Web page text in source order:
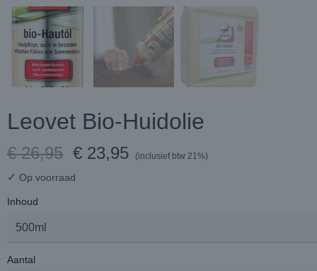
Leovet Bio-Huidolie
€ 26,95 € 23,95 (inclusief btw 21%)
✓ Op voorraad
Inhoud
Aantal